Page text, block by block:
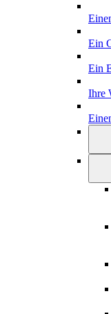
Ein
Ein
Ihre